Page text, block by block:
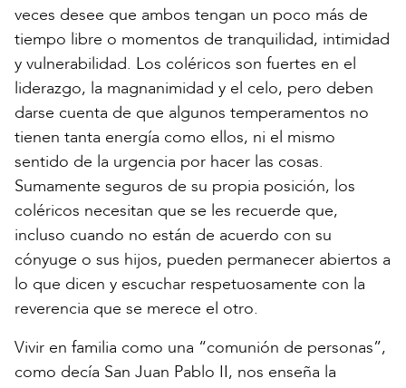
veces desee que ambos tengan un poco más de
tiempo libre o momentos de tranquilidad, intimidad
y vulnerabilidad. Los coléricos son fuertes en el
liderazgo, la magnanimidad y el celo, pero deben
darse cuenta de que algunos temperamentos no
tienen tanta energía como ellos, ni el mismo
sentido de la urgencia por hacer las cosas.
Sumamente seguros de su propia posición, los
coléricos necesitan que se les recuerde que,
incluso cuando no están de acuerdo con su
cónyuge o sus hijos, pueden permanecer abiertos a
lo que dicen y escuchar respetuosamente con la
reverencia que se merece el otro.
Vivir en familia como una “comunión de personas”,
como decía San Juan Pablo II, nos enseña la